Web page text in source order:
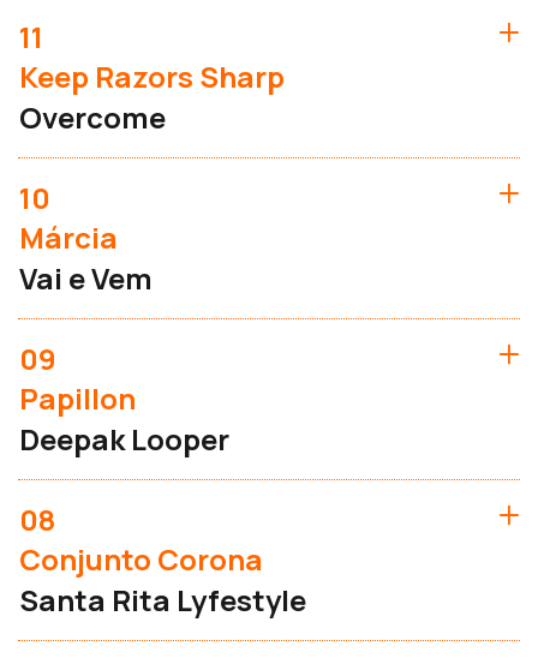
11
Keep Razors Sharp
Overcome
10
Márcia
Vai e Vem
09
Papillon
Deepak Looper
08
Conjunto Corona
Santa Rita Lyfestyle